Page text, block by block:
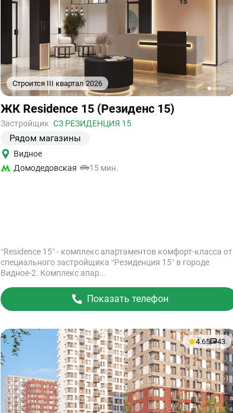
Строится III квартал 2026
12345
Ссылка
на
объект
ЖК Residence 15 (Резиденс 15)
Застройщик СЗ РЕЗИДЕНЦИЯ 15
Рядом магазины
Видное
Домодедовская
15 мин.
“Residence 15” - комплекс апартаментов комфорт-класса от
специального застройщика “Резиденция 15” в городе
Видное-2. Комплекс апар...
Показать телефон
4.65 43